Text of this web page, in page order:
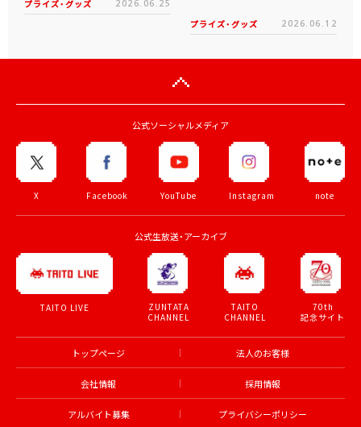
プライズ・グッズ 2026.06.25
プライズ・グッズ 2026.06.12
公式ソーシャルメディア
X Facebook YouTube Instagram note
公式生放送・アーカイブ
TAITO LIVE
ZUNTATA
CHANNEL
TAITO
CHANNEL
70th
記念サイト
トップページ 法人のお客様
会社情報 採用情報
アルバイト募集 プライバシーポリシー